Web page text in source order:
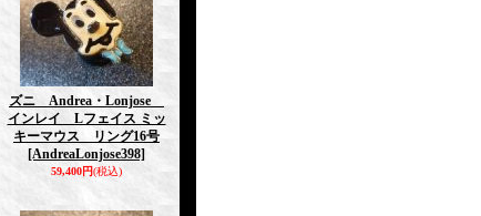
ズニ Andrea・Lonjose
インレイ Lフェイス ミッ
キーマウス リング16号
[AndreaLonjose398]
59,400円(税込)